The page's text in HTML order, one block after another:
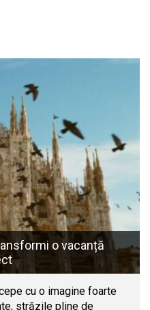
o vacanță
cu o imagine foarte
străzile pline de